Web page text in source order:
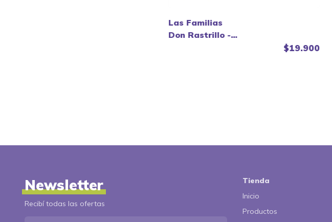
Las Familias
Don Rastrillo -
$19.900
Newsletter
Recibí todas las ofertas
Tienda
Inicio
Productos